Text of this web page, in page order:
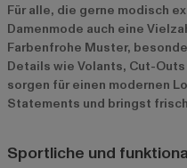
Für alle, die gerne modisch
Damenmode auch eine
Farbenfrohe Muster,
Details wie Volants, Cut-
sorgen für einen modernen
Statements und bringst
Sportliche und